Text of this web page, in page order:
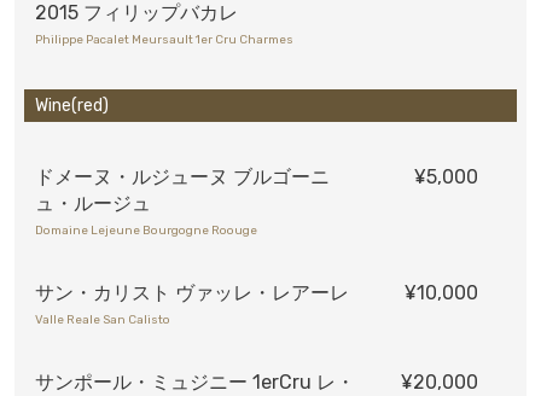
2015 フィリップバカレ
Philippe Pacalet Meursault 1er Cru Charmes
Wine(red)
ドメーヌ・ルジューヌ ブルゴーニ
ュ・ルージュ
¥5,000
Domaine Lejeune Bourgogne Roouge
サン・カリスト ヴァッレ・レアーレ ¥10,000
Valle Reale San Calisto
サンポール・ミュジニー 1erCru レ・
¥20,000